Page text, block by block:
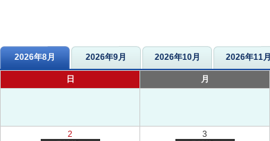
2026年8月 2026年9月 2026年10月 2026年11月
日 月
2
3